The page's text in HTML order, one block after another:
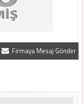
Firmaya Mesaj Gönder